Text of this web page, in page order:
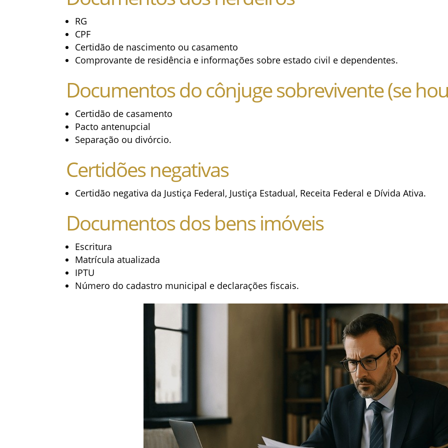
RG
CPF
Certidão de nascimento ou casamento
Comprovante de residência e informações sobre estado civil e dependentes.
Documentos do cônjuge sobrevivente (se
Certidão de casamento
Pacto antenupcial
Separação ou divórcio.
Certidões negativas
Certidão negativa da Justiça Federal, Justiça Estadual, Receita Federal e Dívida Ativa.
Documentos dos bens imóveis
Escritura
Matrícula atualizada
IPTU
Número do cadastro municipal e declarações fiscais.